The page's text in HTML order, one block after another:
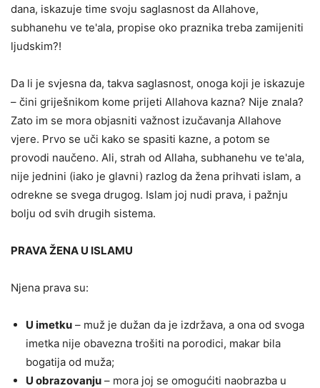
dana, iskazuje time svoju saglasnost da Allahove,
subhanehu ve te'ala, propise oko praznika treba zamijeniti
ljudskim?!
Da li je svjesna da, takva saglasnost, onoga koji je iskazuje
– čini griješnikom kome prijeti Allahova kazna? Nije znala?
Zato im se mora objasniti važnost izučavanja Allahove
vjere. Prvo se uči kako se spasiti kazne, a potom se
provodi naučeno. Ali, strah od Allaha, subhanehu ve te'ala,
nije jednini (iako je glavni) razlog da žena prihvati islam, a
odrekne se svega drugog. Islam joj nudi prava, i pažnju
bolju od svih drugih sistema.
PRAVA ŽENA U ISLAMU
Njena prava su:
U imetku – muž je dužan da je izdržava, a ona od svoga
imetka nije obavezna trošiti na porodici, makar bila
bogatija od muža;
U obrazovanju – mora joj se omogućiti naobrazba u